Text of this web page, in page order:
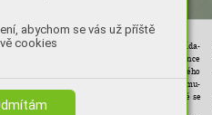
abychom se vás už příště
cookies
je to nutné, umět odpovída-
jedince
určitého
formu-
národní které se
odráží vztah k autoritě.“